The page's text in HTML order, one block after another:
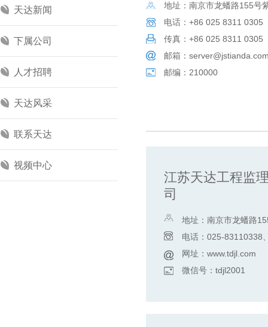
天达新闻
下属公司
人才招聘
天达风采
联系天达
视频中心
地址：南京市龙蟠路155号
电话：+86 025 8311 0305
传真：+86 025 8311 0305
邮箱：
邮编：210000
江苏天达工程监
司
地址：南京市龙蟠路
4楼
电话：025-83110338
网址：www.tdjl.com
微信号：tdjl2001